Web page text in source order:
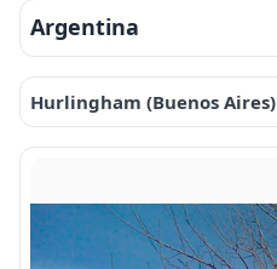
Argentina
Hurlingham (Buenos Aires)